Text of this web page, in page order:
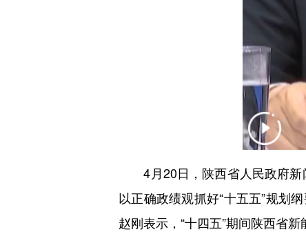
4月20日，陕西省人民政府新
以正确政绩观抓好“十五五”规划
赵刚表示，“十四五”期间陕西省新